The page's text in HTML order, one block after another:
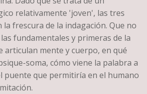
relativamente 'joven', las tres
frescura de la indagación. Que no
fundamentales y primeras de la
articulan mente y cuerpo, en qué
soma, cómo viene la palabra a
puente que permitiría en el humano